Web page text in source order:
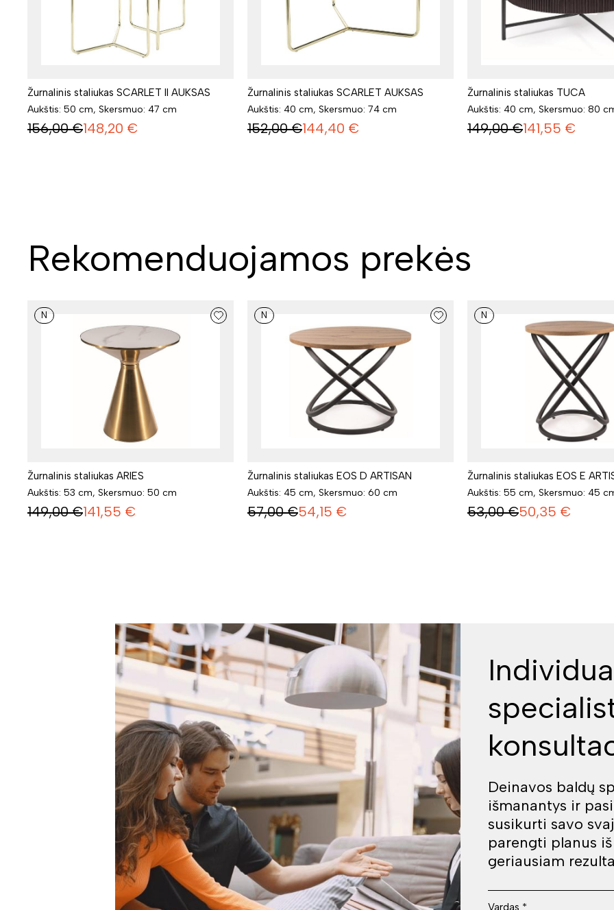
Žurnalinis staliukas SCARLET II AUKSAS
Aukštis: 50 cm, Skersmuo: 47 cm
156,00 €148,20 €
Žurnalinis staliukas SCARLET AUKSAS
Aukštis: 40 cm, Skersmuo: 74 cm
152,00 €144,40 €
Žurnalinis staliukas TUCA
Aukštis: 40 cm, Skersmuo: 80
149,00 €141,55 €
Rekomenduojamos prekės
N
Žurnalinis staliukas ARIES
Aukštis: 53 cm, Skersmuo: 50 cm
149,00 €141,55 €
N
Žurnalinis staliukas EOS D ARTISAN
Aukštis: 45 cm, Skersmuo: 60 cm
57,00 €54,15 €
N
Žurnalinis staliukas EOS E
Aukštis: 55 cm, Skersmuo: 45
53,00 €50,35 €
Deinavos baldų
išmanantys ir
susikurti savo
parengti planus
geriausiam